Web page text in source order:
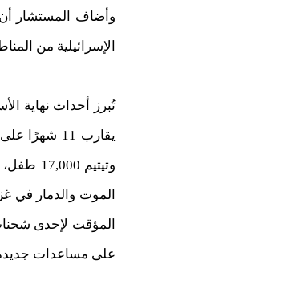
الإسرائيلية من
تُبرز أحداث نهاية
الموت والدمار في
المؤقت لإحدى
على مساعدات جديدة، حتى بعد أن صرّح